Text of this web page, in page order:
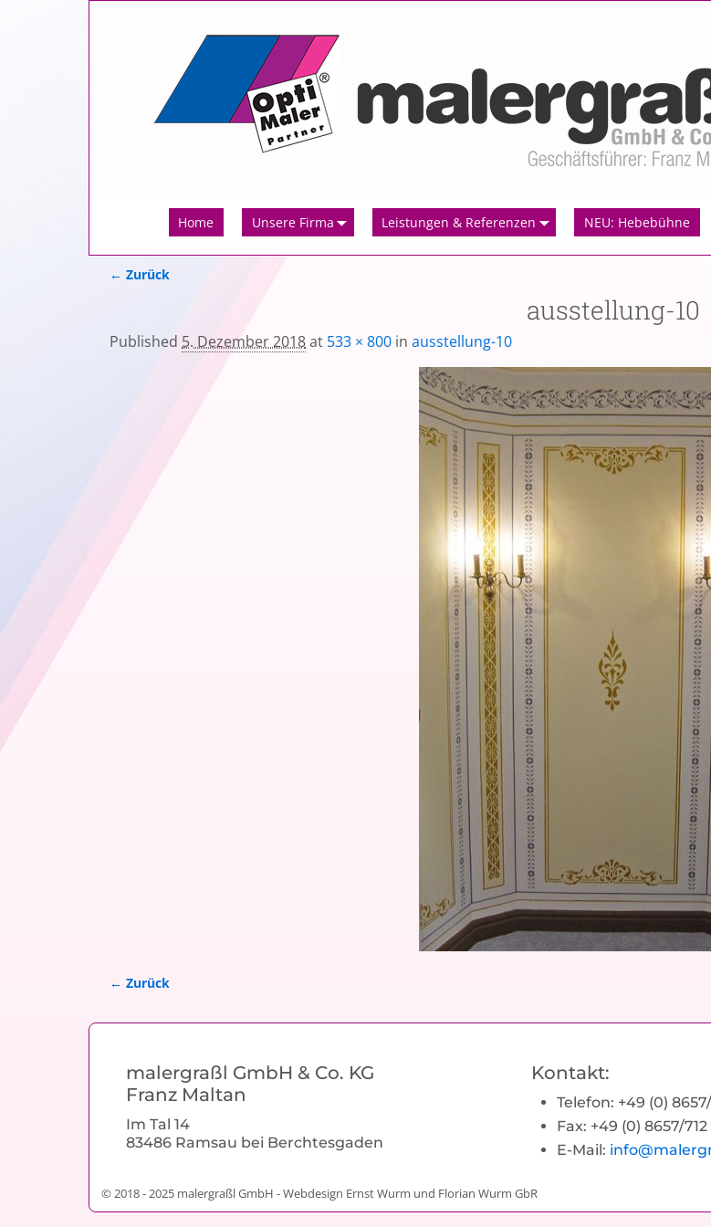
Home Unsere Firma Leistungen & Referenzen NEU: Hebebühne
← Zurück
ausstellung-10
Published 5. Dezember 2018at 533 × 800 in ausstellung-10
← Zurück
malergraßl GmbH & Co. KG
Franz Maltan
Im Tal 14
83486 Ramsau bei Berchtesgaden
Kontakt:
Telefon: +49 (0)
Fax: +49 (0) 8657/712
E-Mail:
© 2018 - 2025 malergraßl GmbH - Webdesign Ernst Wurm und Florian Wurm GbR